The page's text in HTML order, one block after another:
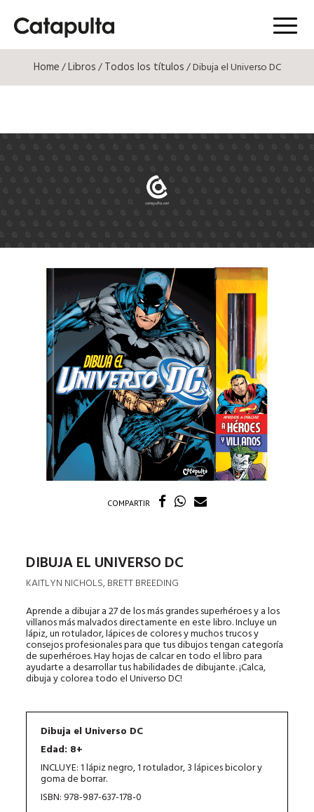
Menú
Home/Libros/Todos los títulos/ Dibuja el Universo DC
COMPARTIR
DIBUJA EL UNIVERSO DC
KAITLYN NICHOLS, BRETT BREEDING
Aprende a dibujar a 27 de los más grandes superhéroes y a los
villanos más malvados directamente en este libro. Incluye un
lápiz, un rotulador, lápices de colores y muchos trucos y
consejos profesionales para que tus dibujos tengan categoría
de superhéroes. Hay hojas de calcar en todo el libro para
ayudarte a desarrollar tus habilidades de dibujante. ¡Calca,
dibuja y colorea todo el Universo DC!
Dibuja el Universo DC
Edad: 8+
INCLUYE: 1 lápiz negro, 1 rotulador, 3 lápices bicolor y
goma de borrar.
ISBN: 978-987-637-178-0